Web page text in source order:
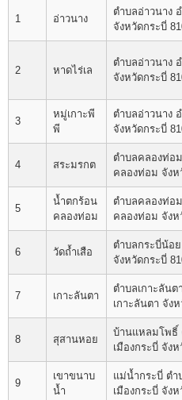
1 อ่าวนาง
ตำบลอ่าวนาง
จังหวัดกระบี่
2 หาดไร่เล
ตำบลอ่าวนาง
จังหวัดกระบี่
3
หมู่เกาะพี
พี
ตำบลอ่าวนาง
จังหวัดกระบี่
4 สระมรกต
ตำบลคลองท่อ
คลองท่อม จังห
5
น้ำตกร้อน
คลองท่อม
ตำบลคลองท่อ
คลองท่อม จังห
6 วัดถ้ำเสือ
ตำบลกระบี่น้อย
จังหวัดกระบี่
7 เกาะลันตา
ตำบลเกาะลันต
เกาะลันตา จัง
8 สุสานหอย
บ้านแหลมโพธิ์
เมืองกระบี่ จัง
9
เขาขนาบ
น้ำ
แม่น้ำกระบี่ ตำ
เมืองกระบี่ จัง